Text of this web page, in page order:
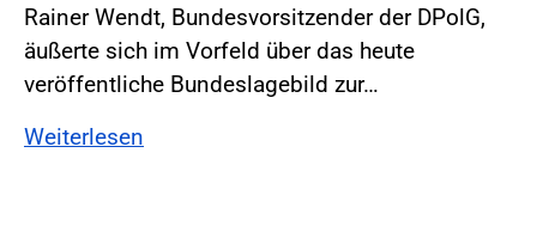
Rainer Wendt, Bundesvorsitzender der DPolG,
äußerte sich im Vorfeld über das heute
veröffentliche Bundeslagebild zur…
Weiterlesen